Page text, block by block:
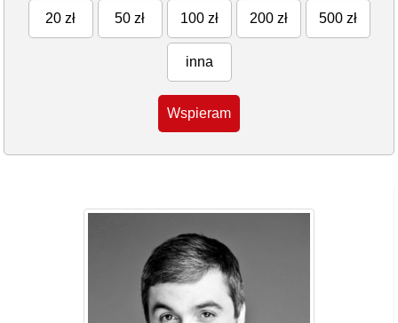
20 zł 50 zł 100 zł 200 zł 500 zł
inna
Wspieram